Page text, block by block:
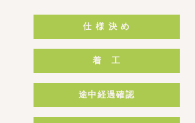
仕 様 決 め
着 工
途中経過確認